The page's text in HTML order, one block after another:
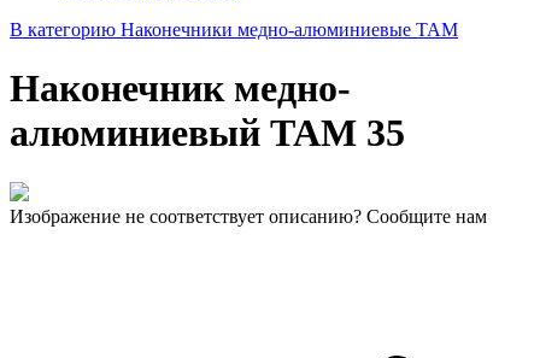
В категорию Наконечники медно-алюминиевые ТАМ
Наконечник медно-
алюминиевый ТАМ 35
Изображение не соответствует описанию? Сообщите нам